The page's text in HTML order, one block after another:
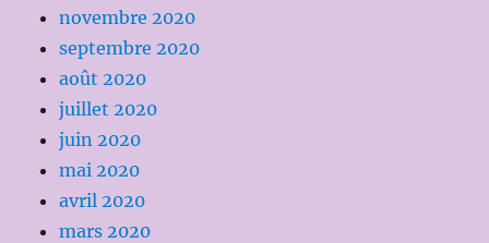
novembre 2020
septembre 2020
août 2020
juillet 2020
juin 2020
mai 2020
avril 2020
mars 2020